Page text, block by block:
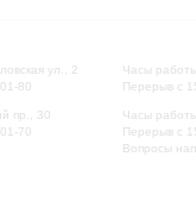
ул., 2
80
пр., 30
70
Часы
Перерыв с
Часы
Перерыв с
Вопросы